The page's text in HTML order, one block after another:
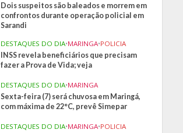
Dois suspeitos são baleados e morrem em
confrontos durante operação policial em
Sarandi
DESTAQUES DO DIA•MARINGA•POLICIA
INSS revela beneficiários que precisam
fazer a Prova de Vida; veja
DESTAQUES DO DIA•MARINGA
Sexta-feira (7) será chuvosa em Maringá,
com máxima de 22°C, prevê Simepar
DESTAQUES DO DIA•MARINGA•POLICIA